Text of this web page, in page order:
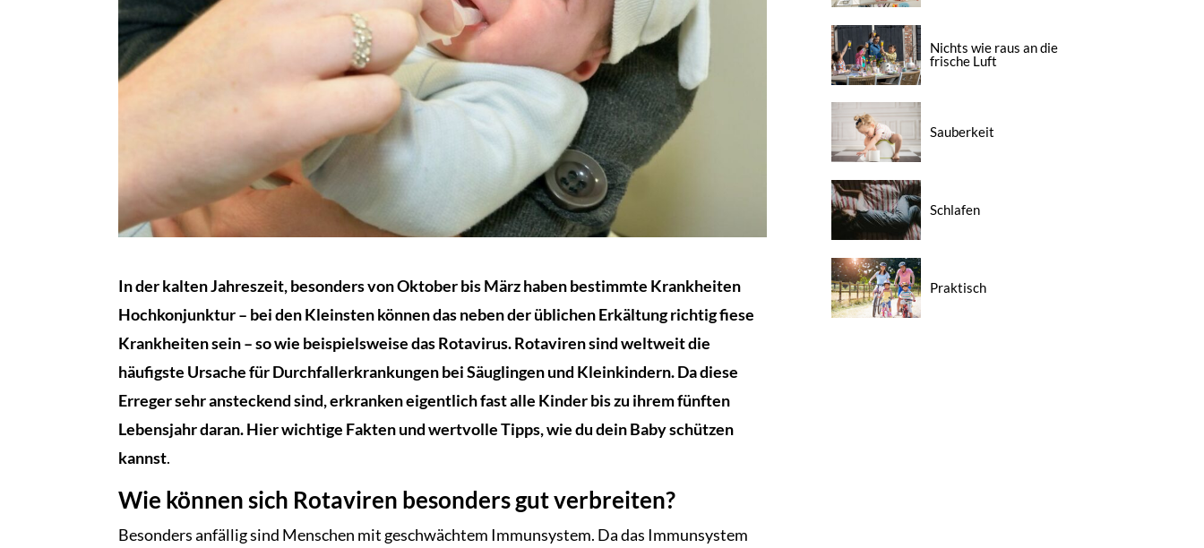
In der kalten Jahreszeit, besonders von Oktober bis März haben bestimmte Krankheiten
Hochkonjunktur – bei den Kleinsten können das neben der üblichen Erkältung richtig fiese
Krankheiten sein – so wie beispielsweise das Rotavirus. Rotaviren sind weltweit die
häufigste Ursache für Durchfallerkrankungen bei Säuglingen und Kleinkindern. Da diese
Erreger sehr ansteckend sind, erkranken eigentlich fast alle Kinder bis zu ihrem fünften
Lebensjahr daran. Hier wichtige Fakten und wertvolle Tipps, wie du dein Baby schützen
kannst.
Wie können sich Rotaviren besonders gut verbreiten?
Besonders anfällig sind Menschen mit geschwächtem Immunsystem. Da das Immunsystem
Nichts wie raus an die
frische Luft
Sauberkeit
Schlafen
Praktisch